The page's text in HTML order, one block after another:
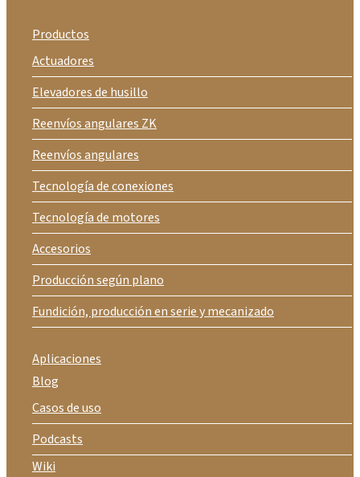
Productos
Actuadores
Elevadores de husillo
Reenvíos angulares ZK
Reenvíos angulares
Tecnología de conexiones
Tecnología de motores
Accesorios
Producción según plano
Fundición, producción en serie y mecanizado
Aplicaciones
Blog
Casos de uso
Podcasts
Wiki